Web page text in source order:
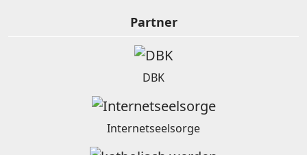
Partner
DBK
Internetseelsorge